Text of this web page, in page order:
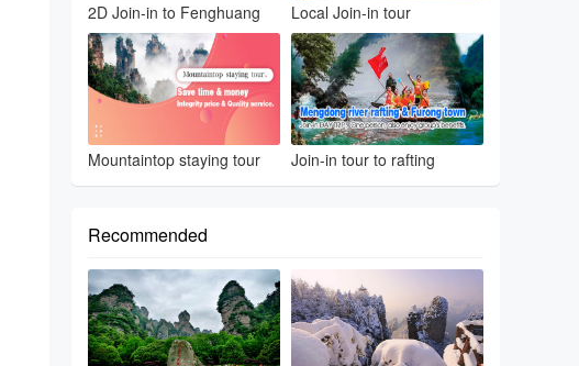
2D Join-in to Fenghuang Local Join-in tour
Mountaintop staying tour Join-in tour to rafting
Recommended